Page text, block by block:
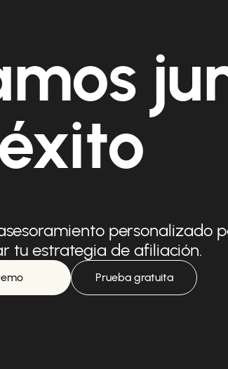
éxito
personalizado
tu estrategia de afiliación.
Prueba gratuita